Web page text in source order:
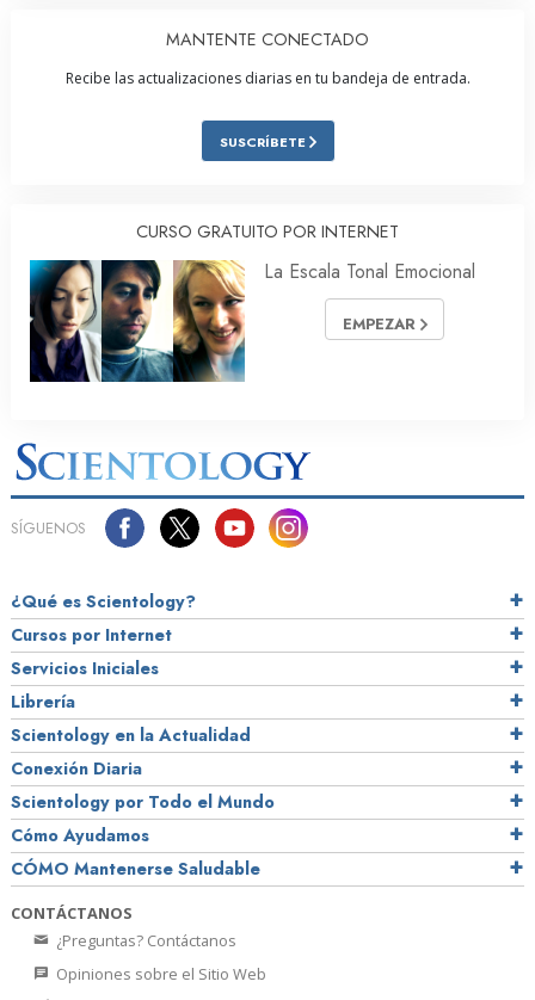
MANTENTE CONECTADO
Recibe las actualizaciones diarias en tu bandeja de entrada.
SUSCRÍBETE
CURSO GRATUITO POR INTERNET
La Escala Tonal Emocional
EMPEZAR
SÍGUENOS
¿Qué es Scientology?
Cursos por Internet
Servicios Iniciales
Librería
Scientology en la Actualidad
Conexión Diaria
Scientology por Todo el Mundo
Cómo Ayudamos
CÓMO Mantenerse Saludable
CONTÁCTANOS
¿Preguntas? Contáctanos
Opiniones sobre el Sitio Web